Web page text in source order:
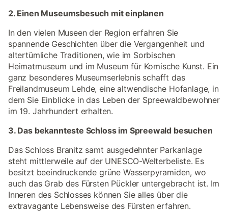
2. Einen Museumsbesuch mit einplanen
In den vielen Museen der Region erfahren Sie
spannende Geschichten über die Vergangenheit und
altertümliche Traditionen, wie im Sorbischen
Heimatmuseum und im Museum für Komische Kunst. Ein
ganz besonderes Museumserlebnis schafft das
Freilandmuseum Lehde, eine altwendische Hofanlage, in
dem Sie Einblicke in das Leben der Spreewaldbewohner
im 19. Jahrhundert erhalten.
3. Das bekannteste Schloss im Spreewald besuchen
Das Schloss Branitz samt ausgedehnter Parkanlage
steht mittlerweile auf der UNESCO-Welterbeliste. Es
besitzt beeindruckende grüne Wasserpyramiden, wo
auch das Grab des Fürsten Pückler untergebracht ist. Im
Inneren des Schlosses können Sie alles über die
extravagante Lebensweise des Fürsten erfahren.